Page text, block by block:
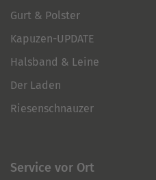
Gurt & Polster
Kapuzen-UPDATE
Halsband & Leine
Der Laden
Riesenschnauzer
Service vor Ort